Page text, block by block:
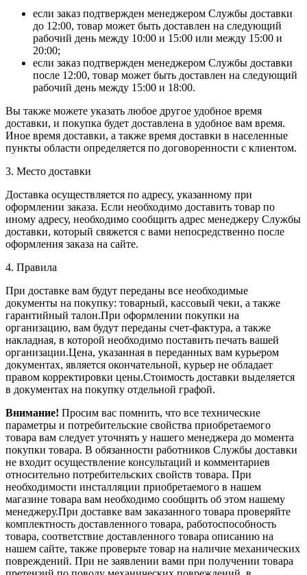
если заказ подтвержден менеджером Службы доставки
до 12:00, товар может быть доставлен на следующий
рабочий день между 10:00 и 15:00 или между 15:00 и
20:00;
если заказ подтвержден менеджером Службы доставки
после 12:00, товар может быть доставлен на следующий
рабочий день между 15:00 и 18:00.
Вы также можете указать любое другое удобное время
доставки, и покупка будет доставлена в удобное вам время.
Иное время доставки, а также время доставки в населенные
пункты области определяется по договоренности с клиентом.
3. Место доставки
Доставка осуществляется по адресу, указанному при
оформлении заказа. Если необходимо доставить товар по
иному адресу, необходимо сообщить адрес менеджеру Службы
доставки, который свяжется с вами непосредственно после
оформления заказа на сайте.
4. Правила
При доставке вам будут переданы все необходимые
документы на покупку: товарный, кассовый чеки, а также
гарантийный талон.При оформлении покупки на
организацию, вам будут переданы счет-фактура, а также
накладная, в которой необходимо поставить печать вашей
организации.Цена, указанная в переданных вам курьером
документах, является окончательной, курьер не обладает
правом корректировки цены.Стоимость доставки выделяется
в документах на покупку отдельной графой.
Внимание! Просим вас помнить, что все технические
параметры и потребительские свойства приобретаемого
товара вам следует уточнять у нашего менеджера до момента
покупки товара. В обязанности работников Службы доставки
не входит осуществление консультаций и комментариев
относительно потребительских свойств товара. При
необходимости инсталляции приобретаемого в нашем
магазине товара вам необходимо сообщить об этом нашему
менеджеру.При доставке вам заказанного товара проверяйте
комплектность доставленного товара, работоспособность
товара, соответствие доставленного товара описанию на
нашем сайте, также проверьте товар на наличие механических
повреждений. При не заявлении вами при получении товара